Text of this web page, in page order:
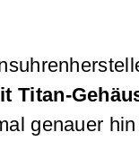
Titan-
genauer